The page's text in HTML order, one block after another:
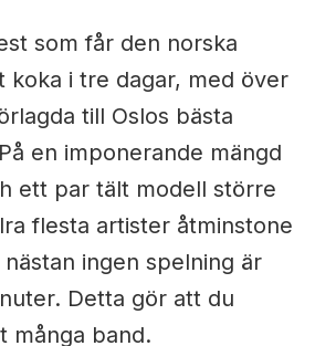
som får den norska
koka i tre dagar, med över
till Oslos bästa
en imponerande mängd
ett par tält modell större
flesta artister åtminstone
ingen spelning är
Detta gör att du
många band.